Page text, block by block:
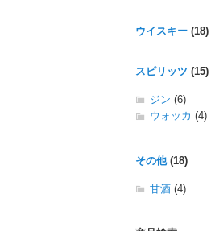
ウイスキー (18)
スピリッツ (15)
ジン (6)
ウォッカ (4)
その他(18)
甘酒 (4)